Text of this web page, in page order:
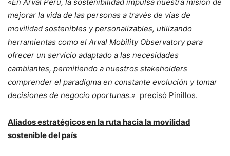
mejorar la vida de las personas a través de vías de
movilidad sostenibles y personalizables, utilizando
herramientas como el Arval Mobility Observatory para
ofrecer un servicio adaptado a las necesidades
cambiantes, permitiendo a nuestros stakeholders
comprender el paradigma en constante evolución y tomar
decisiones de negocio oportunas.» precisó Pinillos.
Aliados estratégicos en la ruta hacia la movilidad
sostenible del país